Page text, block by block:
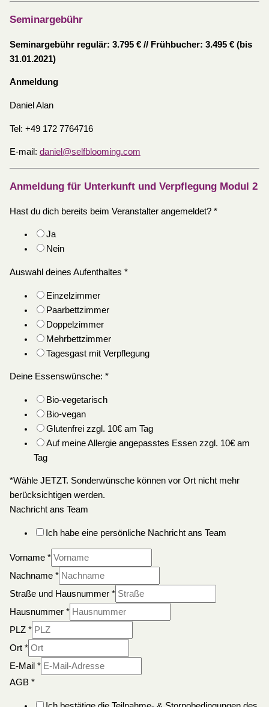
Seminargebühr
Seminargebühr regulär: 3.795 € // Frühbucher: 3.495 € (bis
31.01.2021)
Anmeldung
Daniel Alan
Tel: +49 172 7764716
E-mail: daniel@selfblooming.com
Anmeldung für Unterkunft und Verpflegung Modul 2
Hast du dich bereits beim Veranstalter angemeldet? *
Ja
Nein
Auswahl deines Aufenthaltes *
Einzelzimmer
Paarbettzimmer
Doppelzimmer
Mehrbettzimmer
Tagesgast mit Verpflegung
Deine Essenswünsche: *
Bio-vegetarisch
Bio-vegan
Glutenfrei zzgl. 10€ am Tag
Auf meine Allergie angepasstes Essen zzgl. 10€ am
Tag
*Wähle JETZT. Sonderwünsche können vor Ort nicht mehr
berücksichtigen werden.
Nachricht ans Team
Ich habe eine persönliche Nachricht ans Team
Vorname *
Nachname *
Straße und Hausnummer *
Hausnummer *
PLZ *
Ort *
E-Mail *
AGB *